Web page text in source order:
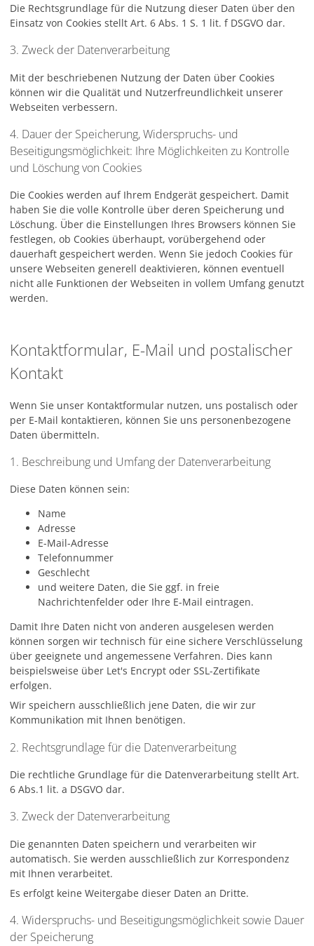
Die Rechtsgrundlage für die Nutzung dieser Daten über den
Einsatz von Cookies stellt Art. 6 Abs. 1 S. 1 lit. f DSGVO dar.
3. Zweck der Datenverarbeitung
Mit der beschriebenen Nutzung der Daten über Cookies
können wir die Qualität und Nutzerfreundlichkeit unserer
Webseiten verbessern.
4. Dauer der Speicherung, Widerspruchs- und
Beseitigungsmöglichkeit: Ihre Möglichkeiten zu Kontrolle
und Löschung von Cookies
Die Cookies werden auf Ihrem Endgerät gespeichert. Damit
haben Sie die volle Kontrolle über deren Speicherung und
Löschung. Über die Einstellungen Ihres Browsers können Sie
festlegen, ob Cookies überhaupt, vorübergehend oder
dauerhaft gespeichert werden. Wenn Sie jedoch Cookies für
unsere Webseiten generell deaktivieren, können eventuell
nicht alle Funktionen der Webseiten in vollem Umfang genutzt
werden.
Kontaktformular, E-Mail und postalischer
Kontakt
Wenn Sie unser Kontaktformular nutzen, uns postalisch oder
per E-Mail kontaktieren, können Sie uns personenbezogene
Daten übermitteln.
1. Beschreibung und Umfang der Datenverarbeitung
Diese Daten können sein:
Name
Adresse
E-Mail-Adresse
Telefonnummer
Geschlecht
und weitere Daten, die Sie ggf. in freie
Nachrichtenfelder oder Ihre E-Mail eintragen.
Damit Ihre Daten nicht von anderen ausgelesen werden
können sorgen wir technisch für eine sichere Verschlüsselung
über geeignete und angemessene Verfahren. Dies kann
beispielsweise über Let's Encrypt oder SSL-Zertifikate
erfolgen.
Wir speichern ausschließlich jene Daten, die wir zur
Kommunikation mit Ihnen benötigen.
2. Rechtsgrundlage für die Datenverarbeitung
Die rechtliche Grundlage für die Datenverarbeitung stellt Art.
6 Abs.1 lit. a DSGVO dar.
3. Zweck der Datenverarbeitung
Die genannten Daten speichern und verarbeiten wir
automatisch. Sie werden ausschließlich zur Korrespondenz
mit Ihnen verarbeitet.
Es erfolgt keine Weitergabe dieser Daten an Dritte.
4. Widerspruchs- und Beseitigungsmöglichkeit sowie Dauer
der Speicherung